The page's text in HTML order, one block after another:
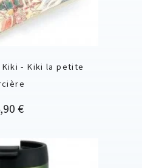
- Kiki la petite
€